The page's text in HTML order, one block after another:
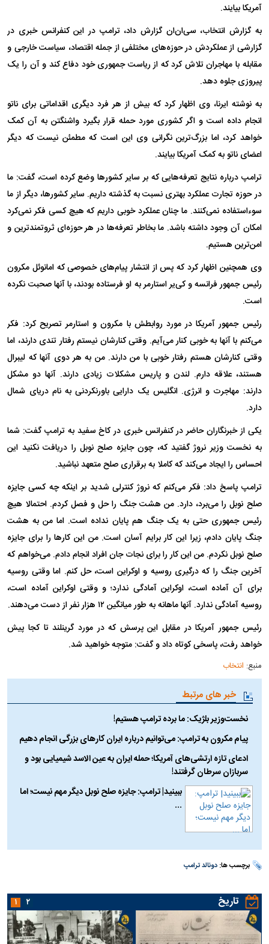
آمریکا بیایند.
به گزارش انتخاب، سی‌ان‌ان گزارش داد، ترامپ در این کنفرانس خبری در
گزارشی از عملکردش در حوزه‌های مختلفی از جمله اقتصاد، سیاست خارجی و
مقابله با مهاجران تلاش کرد که از ریاست جمهوری خود دفاع کند و آن را یک
پیروزی جلوه دهد.
به نوشته ایرنا، وی اظهار کرد که بیش از هر فرد دیگری اقداماتی برای ناتو
انجام داده است و اگر کشوری مورد حمله قرار بگیرد واشنگتن به آن کمک
خواهد کرد، اما بزرگ‌ترین نگرانی وی این است که مطمئن نیست که دیگر
اعضای ناتو به کمک آمریکا بیایند.
ترامپ درباره نتایج تعرفه‌هایی که بر سایر کشور‌ها وضع کرده است، گفت: ما
در حوزه تجارت عملکرد بهتری نسبت به گذشته داریم. سایر کشورها، دیگر از ما
سوءاستفاده نمی‌کنند. ما چنان عملکرد خوبی داریم که هیچ کسی فکر نمی‌کرد
امکان آن وجود داشته باشد. ما بخاطر تعرفه‌ها در هر حوزه‌ای ثروتمندترین و
امن‌ترین هستیم.
وی همچنین اظهار کرد که پس از انتشار پیام‌های خصوصی که امانوئل مکرون
رئیس جمهور فرانسه و کی‌یر استارمر به او فرستاده بودند، با آنها صحبت نکرده
است.
رئیس جمهور آمریکا در مورد روابطش با مکرون و استارمر تصریح کرد: فکر
می‌کنم با آنها به خوبی کنار می‌آیم. وقتی کنارشان نیستم رفتار تندی دارند، اما
وقتی کنارشان هستم رفتار خوبی با من دارند. من به هر دوی آنها که لیبرال
هستند، علاقه دارم. لندن و پاریس مشکلات زیادی دارند. آنها دو مشکل
دارند: مهاجرت و انرژی. انگلیس یک دارایی باورنکردنی به نام دریای شمال
دارد.
یکی از خبرنگاران حاضر در کنفرانس خبری در کاخ سفید به ترامپ گفت: شما
به نخست وزیر نروژ گفتید که، چون جایزه صلح نوبل را دریافت نکنید این
احساس را ایجاد می‌کند که کاملا به برقراری صلح متعهد نباشید.
ترامپ پاسخ داد: فکر می‌کنم که نروژ کنترلی شدید بر اینکه چه کسی جایزه
صلح نوبل را می‌برد، دارد. من هشت جنگ را حل و فصل کردم. احتمالا هیچ
رئیس جمهوری حتی به یک جنگ هم پایان نداده است. اما من به هشت
جنگ پایان دادم، زیرا این کار برایم آسان است. من این کار‌ها را برای جایزه
صلح نوبل نکردم. من این کار را برای نجات جان افراد انجام دادم. می‌خواهم که
آخرین جنگ را که درگیری روسیه و اوکراین است، حل کنم. اما وقتی روسیه
برای آن آماده است، اوکراین آمادگی ندارد؛ و وقتی اوکراین آماده است،
روسیه آمادگی ندارد. آنها ماهانه به طور میانگین ۱۲ هزار نفر از دست می‌دهند.
رئیس جمهور آمریکا در مقابل این پرسش که در مورد گرینلند تا کجا پیش
خواهد رفت، پاسخی کوتاه داد و گفت: متوجه خواهید شد.
منبع: انتخاب
خبر های مرتبط
نخست‌وزیر بلژیک: ما برده ترامپ هستیم!
پیام مکرون به ترامپ: می‌توانیم درباره ایران کارهای بزرگی انجام دهیم
ادعای تازه ارتشی‌های آمریکا؛ حمله ایران به عین الاسد شیمیایی بود و
سربازان سرطان گرفتند!
ببینید| ترامپ: جایزه صلح نوبل دیگر مهم نیست؛ اما
...
برچسب ها:دونالد ترامپ
تاریخ ۱ ۲